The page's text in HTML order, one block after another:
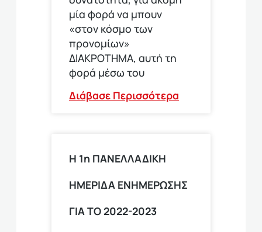
μία φορά να μπουν
«στον κόσμο των
προνομίων»
ΔΙΑΚΡΟΤΗΜΑ, αυτή τη
φορά μέσω του
Διάβασε Περισσότερα
Η 1η ΠΑΝΕΛΛΑΔΙΚΗ
ΗΜΕΡΙΔΑ ΕΝΗΜΕΡΩΣΗΣ
ΓΙΑ ΤΟ 2022-2023